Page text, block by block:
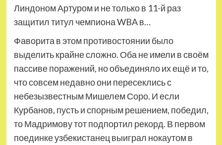
Линдоном Артуром и не только в 11-й раз
защитил титул чемпиона WBA в…
Фаворита в этом противостоянии было
выделить крайне сложно. Оба не имели в своём
пассиве поражений, но объединяло их ещё и то,
что совсем недавно они пересеклись с
небезызвестным Мишелем Соро. И если
Курбанов, пусть и спорным решением, победил,
то Мадримову тот подпортил рекорд. В первом
поединке узбекистанец выиграл нокаутом в